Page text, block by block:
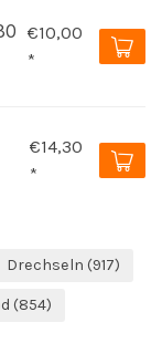
€10,00
*
€14,30
*
Drechseln (917)
(854)